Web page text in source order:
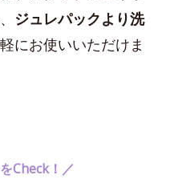
ジュレパックより洗
にお使いいただけま
Check！／